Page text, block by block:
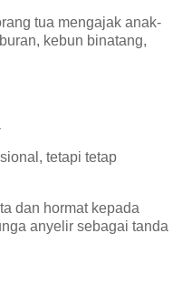
tua mengajak anak-
kebun binatang,
tetapi tetap
dan hormat kepada
anyelir sebagai tanda